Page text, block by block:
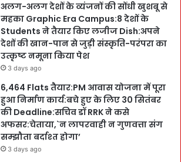
अलग-अलग देशों के व्यंजनों की सोंधी खुशबू से
महका Graphic Era Campus:8 देशों के
Students ने तैयार किए लजीज Dish:अपने
देशों की खान-पान से जुड़ी संस्कृति-परंपरा का
उत्कृष्ट नमूना किया पेश
3 days ago
6,464 Flats तैयार:PM आवास योजना में पूरा
हुआ निर्माण कार्य:बचे हुए के लिए 30 सितंबर
की Deadline:सचिव डॉ RRK ने कसे
अफसर:चेताया,`न लापरवाही न गुणवत्ता संग
सम्झौता बर्दाश्त होगा’
3 days ago